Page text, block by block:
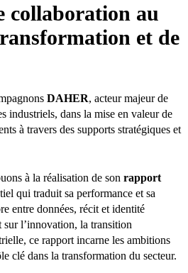
collaboration au
et de
DAHER, acteur majeur de
industriels, dans la mise en valeur de
à travers des supports stratégiques et
à la réalisation de son rapport
qui traduit sa performance et sa
entre données, récit et identité
sur l’innovation, la transition
ce rapport incarne les ambitions
clé dans la transformation du secteur.